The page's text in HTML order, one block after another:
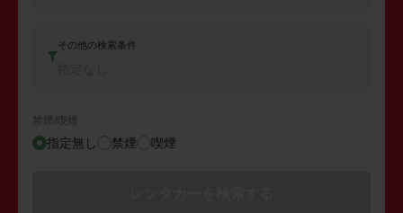
その他の検索条件
禁煙/喫煙
指定無し 禁煙 喫煙